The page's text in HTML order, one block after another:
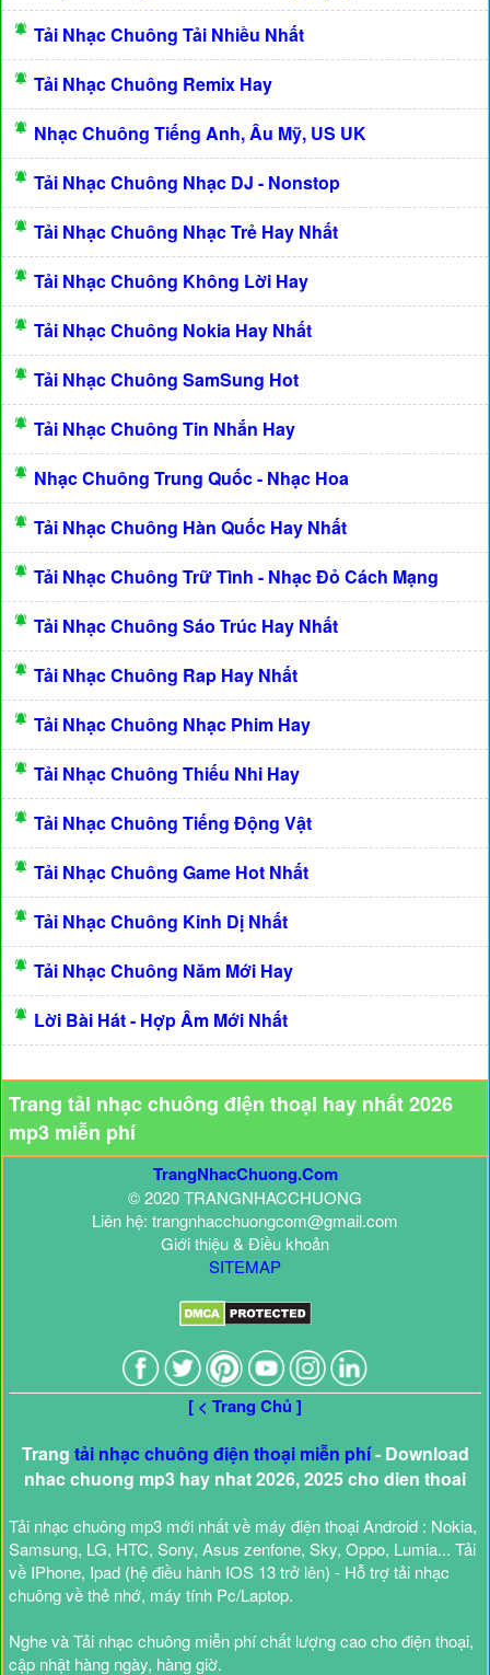
Tải Nhạc Chuông Tải Nhiều Nhất
Tải Nhạc Chuông Remix Hay
Nhạc Chuông Tiếng Anh, Âu Mỹ, US UK
Tải Nhạc Chuông Nhạc DJ - Nonstop
Tải Nhạc Chuông Nhạc Trẻ Hay Nhất
Tải Nhạc Chuông Không Lời Hay
Tải Nhạc Chuông Nokia Hay Nhất
Tải Nhạc Chuông SamSung Hot
Tải Nhạc Chuông Tin Nhắn Hay
Nhạc Chuông Trung Quốc - Nhạc Hoa
Tải Nhạc Chuông Hàn Quốc Hay Nhất
Tải Nhạc Chuông Trữ Tình - Nhạc Đỏ Cách Mạng
Tải Nhạc Chuông Sáo Trúc Hay Nhất
Tải Nhạc Chuông Rap Hay Nhất
Tải Nhạc Chuông Nhạc Phim Hay
Tải Nhạc Chuông Thiếu Nhi Hay
Tải Nhạc Chuông Tiếng Động Vật
Tải Nhạc Chuông Game Hot Nhất
Tải Nhạc Chuông Kinh Dị Nhất
Tải Nhạc Chuông Năm Mới Hay
Lời Bài Hát - Hợp Âm Mới Nhất
Trang tải nhạc chuông điện thoại hay nhất 2026
mp3 miễn phí
TrangNhacChuong.Com
© 2020 TRANGNHACCHUONG
Liên hệ: trangnhacchuongcom@gmail.com
Giới thiệu & Điều khoản
SITEMAP
[ < Trang Chủ ]
Trang tải nhạc chuông điện thoại miễn phí- Download
nhac chuong mp3 hay nhat 2026, 2025 cho dien thoai
Tải nhạc chuông mp3 mới nhất về máy điện thoại Android : Nokia,
Samsung, LG, HTC, Sony, Asus zenfone, Sky, Oppo, Lumia... Tải
về IPhone, Ipad (hệ điều hành IOS 13 trở lên) - Hỗ trợ tải nhạc
chuông về thẻ nhớ, máy tính Pc/Laptop.
Nghe và Tải nhạc chuông miễn phí chất lượng cao cho điện thoại,
cập nhật hàng ngày, hàng giờ.